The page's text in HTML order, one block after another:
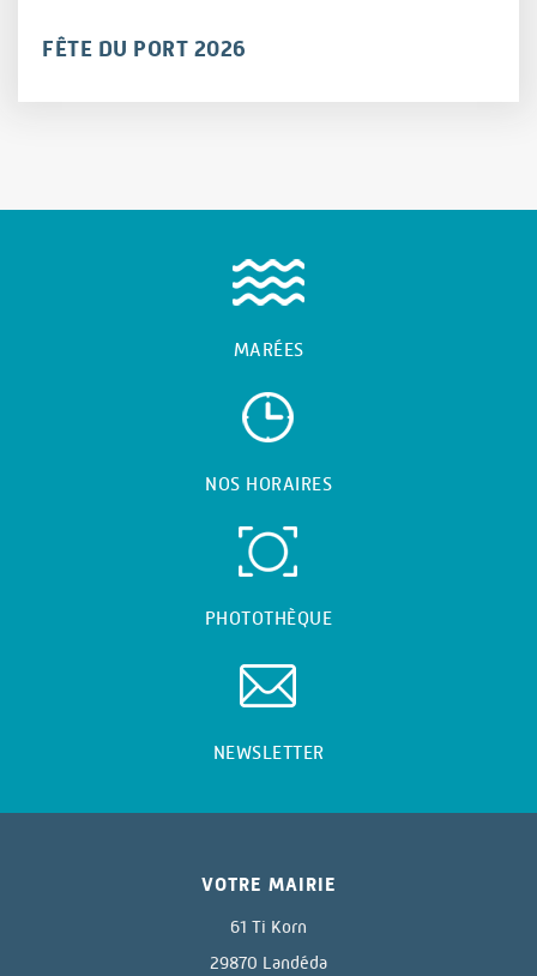
FÊTE DU PORT 2026
MARÉES
NOS HORAIRES
PHOTOTHÈQUE
NEWSLETTER
VOTRE MAIRIE
61 Ti Korn
29870 Landéda